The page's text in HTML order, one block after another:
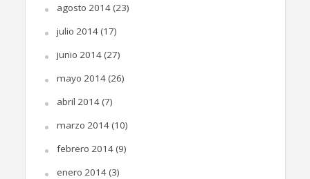
agosto 2014(23)
julio 2014(17)
junio 2014(27)
mayo 2014(26)
abril 2014(7)
marzo 2014(10)
febrero 2014(9)
enero 2014(3)